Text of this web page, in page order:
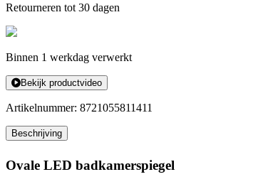
Retourneren tot 30 dagen
Binnen 1 werkdag verwerkt
Bekijk productvideo
Artikelnummer: 8721055811411
Beschrijving
Ovale LED badkamerspiegel